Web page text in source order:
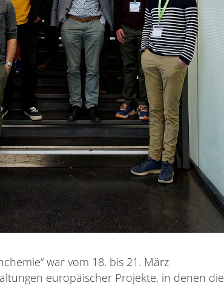
war vom 18. bis 21. März
europäischer Projekte, in denen die